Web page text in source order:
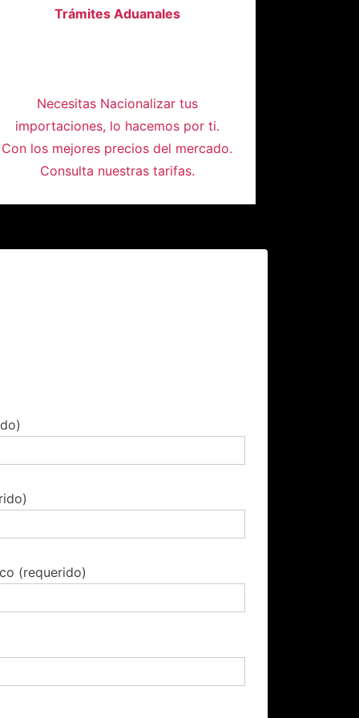
Trámites Aduanales
Necesitas Nacionalizar tus
importaciones, lo hacemos por ti.
Con los mejores precios del mercado.
Consulta nuestras tarifas.
(requerido)